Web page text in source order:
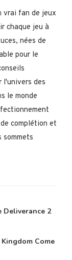
vrai fan de jeux
chaque jeu à
nées de
pour le
l'univers des
le monde
complétion et
Deliverance 2
Come